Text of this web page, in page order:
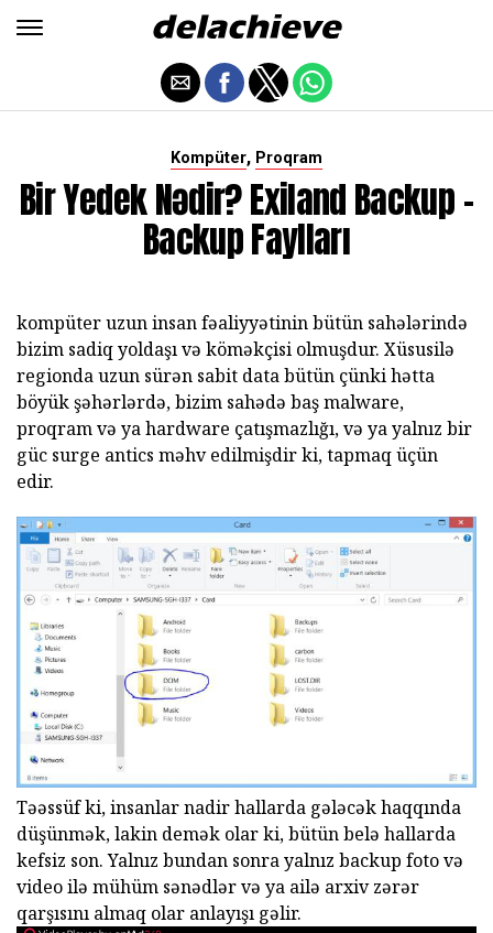
Kompüter, Proqram
Bir Yedek Nədir? Exiland Backup -
Backup Faylları
kompüter uzun insan fəaliyyətinin bütün sahələrində
bizim sadiq yoldaşı və köməkçisi olmuşdur. Xüsusilə
regionda uzun sürən sabit data bütün çünki hətta
böyük şəhərlərdə, bizim sahədə baş malware,
proqram və ya hardware çatışmazlığı, və ya yalnız bir
güc surge antics məhv edilmişdir ki, tapmaq üçün
edir.
Təəssüf ki, insanlar nadir hallarda gələcək haqqında
düşünmək, lakin demək olar ki, bütün belə hallarda
kefsiz son. Yalnız bundan sonra yalnız backup foto və
video ilə mühüm sənədlər və ya ailə arxiv zərər
qarşısını almaq olar anlayışı gəlir.